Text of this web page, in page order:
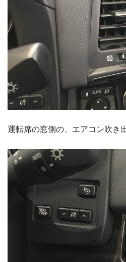
運転席の窓側の、エアコン吹き